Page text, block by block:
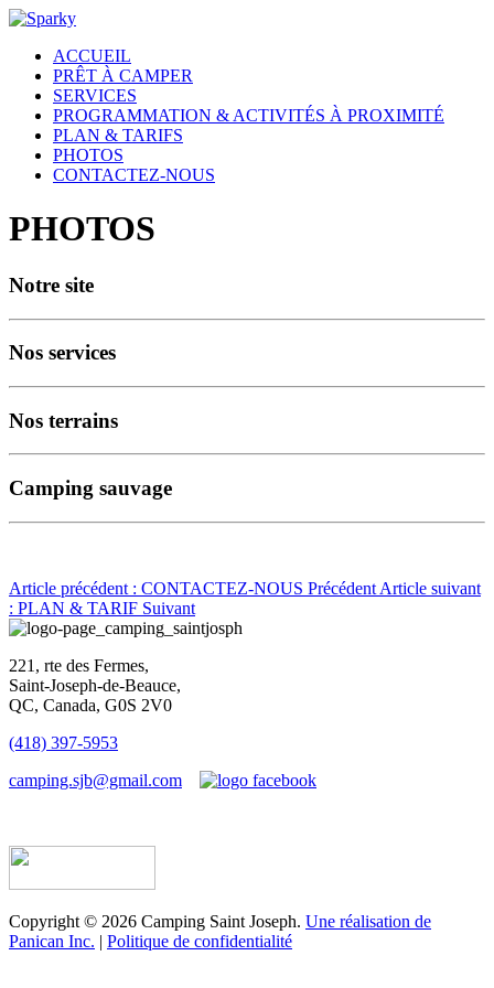
ACCUEIL
PRÊT À CAMPER
SERVICES
PROGRAMMATION & ACTIVITÉS À PROXIMITÉ
PLAN & TARIFS
PHOTOS
CONTACTEZ-NOUS
PHOTOS
Notre site
Nos services
Nos terrains
Camping sauvage
Article précédent : CONTACTEZ-NOUS Précédent Article suivant
: PLAN & TARIF Suivant
221, rte des Fermes,
Saint-Joseph-de-Beauce,
QC, Canada, G0S 2V0
(418) 397-5953
camping.sjb@gmail.com
Copyright © 2026 Camping Saint Joseph. Une réalisation de
Panican Inc. | Politique de confidentialité